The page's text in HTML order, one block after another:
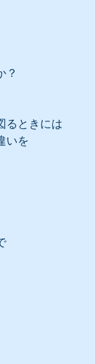
？
るときには
いを